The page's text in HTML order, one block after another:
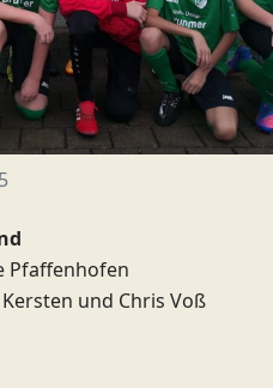
Pfaffenhofen
und Chris Voß